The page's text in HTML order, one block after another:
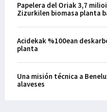
Papelera del Oriak 3,7
Zizurkilen biomasa planta
Acidekak %100ean
planta
Una misión técnica a
alaveses